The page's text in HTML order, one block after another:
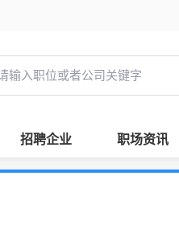
招聘企业 职场资讯